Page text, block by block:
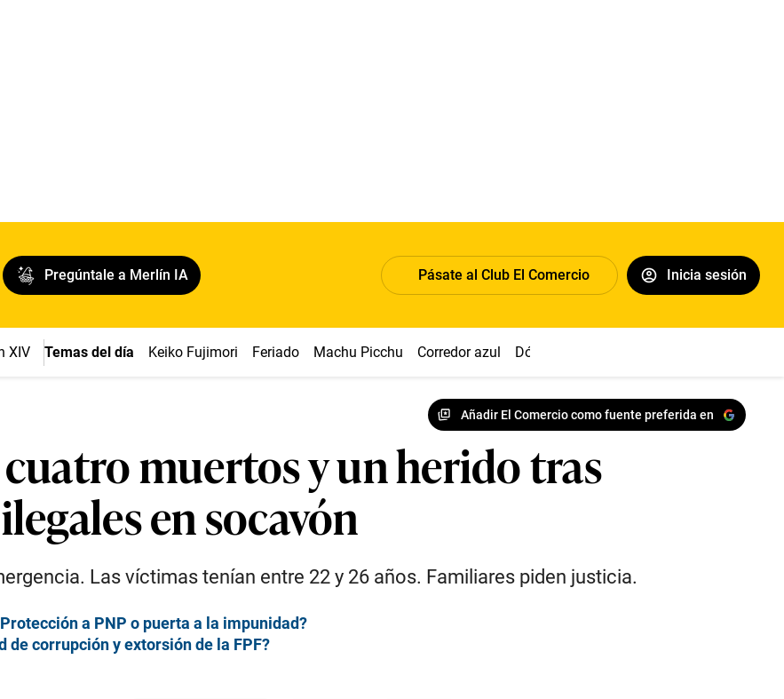
Pregúntale a Merlín IA Pásate al Club El Comercio Inicia sesión
XIV Temas del día Keiko Fujimori Feriado Machu Picchu Corredor azul Dólar
Añadir El Comercio como fuente preferida en
muertos y un herido tras
en socavón
Las víctimas tenían entre 22 y 26 años. Familiares piden justicia.
a PNP o puerta a la impunidad?
de corrupción y extorsión de la FPF?